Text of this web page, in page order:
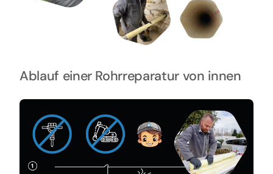
Ablauf einer Rohrreparatur von innen